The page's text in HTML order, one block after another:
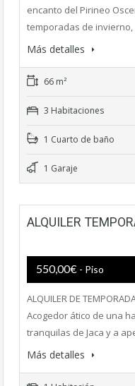
encanto del Pirineo
temporadas de
Más detalles
66 m²
3 Habitaciones
1 Cuarto de baño
1 Garaje
ALQUILER
550,00€ - Piso
ALQUILER DE
Acogedor ático de una
tranquilas de Jaca y a
Más detalles